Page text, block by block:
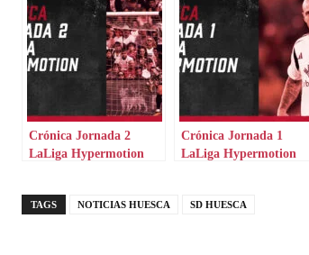
Crónica Jornada 2
LaLiga Hypermotion
Crónica Jornada 1
LaLiga Hypermotion
TAGS NOTICIAS HUESCA SD HUESCA